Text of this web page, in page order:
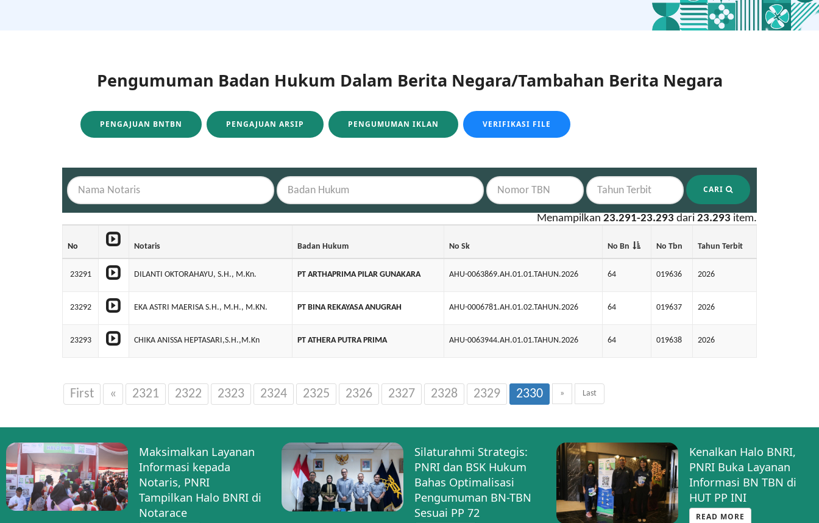
Pengumuman Badan Hukum Dalam Berita Negara/Tambahan Berita Negara
PENGAJUAN BNTBN PENGAJUAN ARSIP PENGUMUMAN IKLAN VERIFIKASI FILE
CARI
Menampilkan 23.291-23.293 dari 23.293 item.
No Notaris Badan Hukum No Sk No Bn No Tbn Tahun Terbit
23291 DILANTI OKTORAHAYU, S.H., M.Kn. PT ARTHAPRIMA PILAR GUNAKARA AHU-0063869.AH.01.01.TAHUN.2026 64 019636 2026
23292 EKA ASTRI MAERISA S.H., M.H., M.KN. PT BINA REKAYASA ANUGRAH AHU-0006781.AH.01.02.TAHUN.2026 64 019637 2026
23293 CHIKA ANISSA HEPTASARI,S.H.,M.Kn PT ATHERA PUTRA PRIMA AHU-0063944.AH.01.01.TAHUN.2026 64 019638 2026
First « 2321 2322 2323 2324 2325 2326 2327 2328 2329 2330 » Last
Maksimalkan Layanan
Informasi kepada
Notaris, PNRI
Tampilkan Halo BNRI di
Notarace
Silaturahmi Strategis:
PNRI dan BSK Hukum
Bahas Optimalisasi
Pengumuman BN-TBN
Sesuai PP 72
Kenalkan Halo BNRI,
PNRI Buka Layanan
Informasi BN TBN di
HUT PP INI
READ MORE